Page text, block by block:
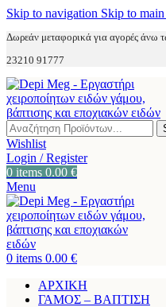
Skip to navigation Skip to
Δωρεάν μεταφορικά για αγορές άνω
23210 91777
Wishlist
Login / Register
0 items 0.00 €
Menu
0 items 0.00 €
ΑΡΧΙΚΗ
ΓΑΜΟΣ – ΒΑΠΤΙΣΗ